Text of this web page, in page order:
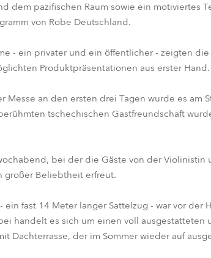
dem pazifischen Raum sowie ein motiviertes
von Robe Deutschland.
- ein privater und ein öffentlicher - zeigten
Produktpräsentationen aus erster Hand.
an den ersten drei Tagen wurde es am
tschechischen Gastfreundschaft
bei der die Gäste von der Violinistin
großer Beliebtheit erfreut.
ein fast 14 Meter langer Sattelzug - war vor
handelt es sich um einen voll
Dachterrasse, der im Sommer wieder auf